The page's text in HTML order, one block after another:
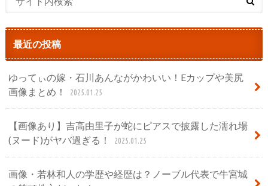
最近の投稿
ゆってぃの嫁・石川あんながかわいい！Eカップや美尻
画像まとめ！
2025.01.25
【画像あり】吉高由里子が蛇にピアスで披露した濡れ場
(ヌード)がヤバ過ぎる！
2025.01.25
画像・若林和人の学歴や経歴は？ノーブル代表で牛宮城